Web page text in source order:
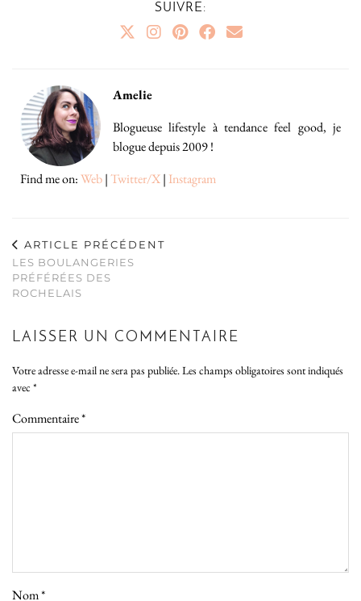
SUIVRE:
Amelie
Blogueuse lifestyle à tendance feel good, je
blogue depuis 2009 !
Find me on:Web|Twitter/X| Instagram
ARTICLE PRÉCÉDENT
LES BOULANGERIES
PRÉFÉRÉES DES
ROCHELAIS
LAISSER UN COMMENTAIRE
Votre adresse e-mail ne sera pas publiée.Les champs obligatoires sont indiqués
avec *
Commentaire*
Nom*